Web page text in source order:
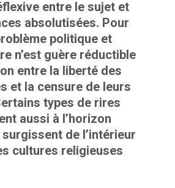
entre le sujet et
absolutisées. Pour
politique et
n’est guère réductible
entre la liberté des
et la censure de leurs
types de rires
aussi à l’horizon
de l’intérieur
cultures religieuses